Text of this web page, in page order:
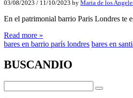
03/08/2023 / 11/10/2023 by Maria de los
En el patrimonial barrio Paris Londres te
Read more »
bares en barrio parís londres bares en
BUSCANDIO